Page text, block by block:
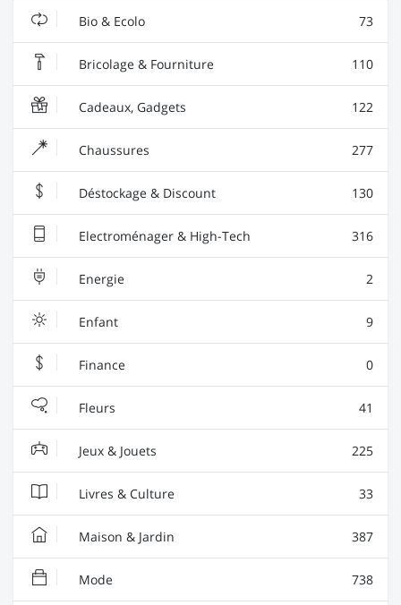
Bio & Ecolo 73
Bricolage & Fourniture 110
Cadeaux, Gadgets 122
Chaussures 277
Déstockage & Discount 130
Electroménager & High-Tech 316
Energie 2
Enfant 9
Finance 0
Fleurs 41
Jeux & Jouets 225
Livres & Culture 33
Maison & Jardin 387
Mode 738